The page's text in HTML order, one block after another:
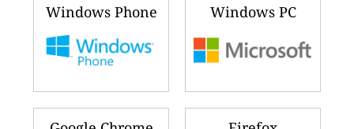
Windows Phone Windows PC